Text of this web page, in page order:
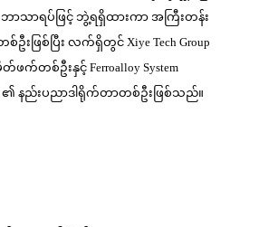
ဘာသာရပ်ဖြင့် ဘွဲ့ရရှိထားကာ အကြီးတန်း
ဦးဖြစ်ပြီး လက်ရှိတွင် Xiye Tech Group
တ်ဖက်တစ်ဦးနှင့် Ferroalloy System
၏ နည်းပညာဒါရိုက်တာတစ်ဦးဖြစ်သည်။